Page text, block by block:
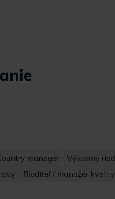
manager
Výkonný
Riaditeľ / manažér